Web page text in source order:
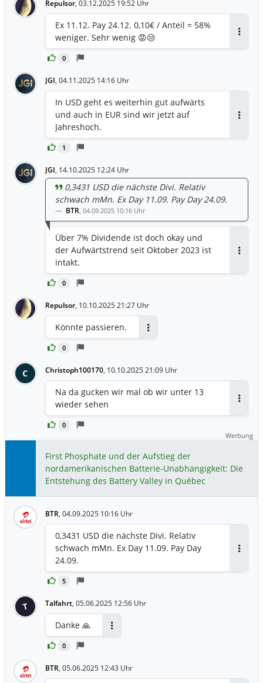
Repulsor, 03.12.2025 19:52 Uhr
0
Ex 11.12. Pay 24.12. 0,10€ / Anteil = 58%
weniger. Sehr wenig 😡😒
JGI, 04.11.2025 14:16 Uhr
1
In USD geht es weiterhin gut aufwärts
und auch in EUR sind wir jetzt auf
Jahreshoch.
JGI, 14.10.2025 12:24 Uhr
0
0,3431 USD die nächste Divi. Relativ
schwach mMn. Ex Day 11.09. Pay Day 24.09.
BTR, 04.09.2025 10:16 Uhr
Über 7% Dividende ist doch okay und
der Aufwärtstrend seit Oktober 2023 ist
intakt.
Repulsor, 10.10.2025 21:27 Uhr
0
Könnte passieren.
C Christoph100170, 10.10.2025 21:09 Uhr
0
Na da gucken wir mal ob wir unter 13
wieder sehen
Werbung
First Phosphate und der Aufstieg der
nordamerikanischen Batterie-Unabhängigkeit: Die
Entstehung des Battery Valley in Québec
BTR, 04.09.2025 10:16 Uhr
5
0,3431 USD die nächste Divi. Relativ
schwach mMn. Ex Day 11.09. Pay Day
24.09.
T Talfahrt, 05.06.2025 12:56 Uhr
0
Danke 🙏
BTR, 05.06.2025 12:43 Uhr